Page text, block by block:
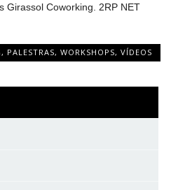
Girassol Coworking. 2RP NET
, PALESTRAS, WORKSHOPS, VÍDEOS